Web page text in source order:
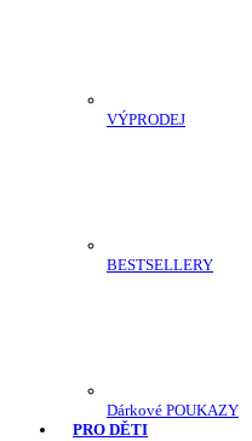
VÝPRODEJ
BESTSELLERY
Dárkové POUKAZY
PRO DĚTI